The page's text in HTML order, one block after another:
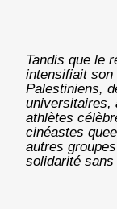
Tandis que le
intensifiait son
Palestiniens,
universitaires,
athlètes
cinéastes
autres
solidarité sans